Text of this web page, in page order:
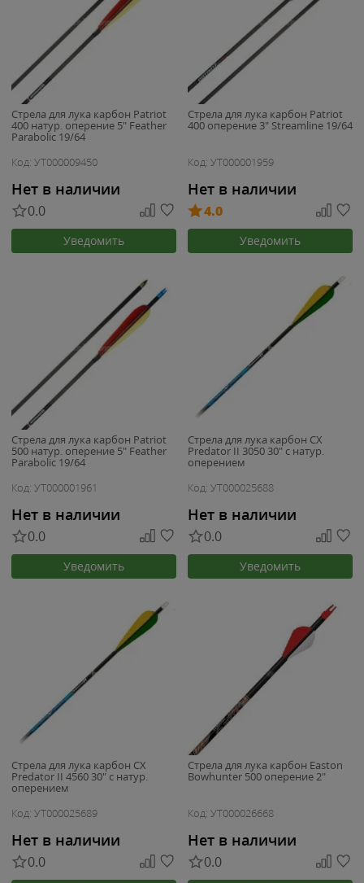
Стрела для лука карбон Patriot
400 натур. оперение 5" Feather
Parabolic 19/64
Код: УТ000009450
Нет в наличии
0.0
Уведомить
Стрела для лука карбон Patriot
400 оперение 3" Streamline 19/64
Код: УТ000001959
Нет в наличии
4.0
Уведомить
Стрела для лука карбон Patriot
500 натур. оперение 5" Feather
Parabolic 19/64
Код: УТ000001961
Нет в наличии
0.0
Уведомить
Стрела для лука карбон CX
Predator II 3050 30" с натур.
оперением
Код: УТ000025688
Нет в наличии
0.0
Уведомить
Стрела для лука карбон CX
Predator II 4560 30" с натур.
оперением
Код: УТ000025689
Нет в наличии
0.0
Стрела для лука карбон Easton
Bowhunter 500 оперение 2"
Код: УТ000026668
Нет в наличии
0.0